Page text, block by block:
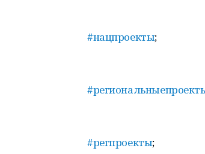
#нацпроекты;
#регпроекты;